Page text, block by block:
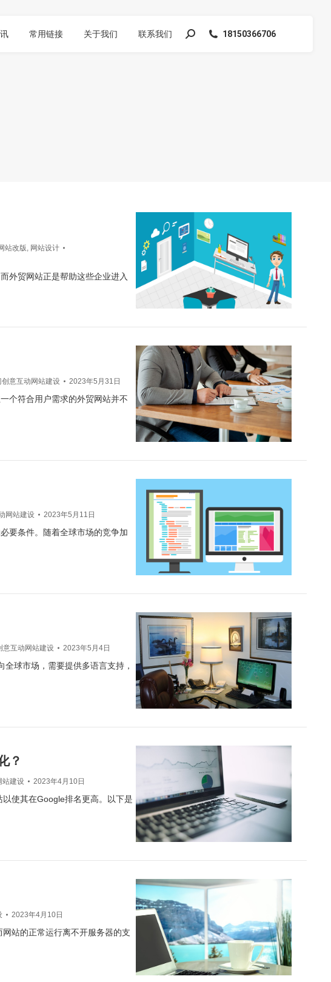
常用链接 关于我们 联系我们
搜
18150366706
站改版, 网站设计
外贸网站正是帮助这些企业进入
创意互动网站建设 2023年5月31日
个符合用户需求的外贸网站并不
网站建设 2023年5月11日
要条件。随着全球市场的竞争加
意互动网站建设 2023年5月4日
球市场，需要提供多语言支持，
？
站建设 2023年4月10日
使其在Google排名更高。以下是
2023年4月10日
站的正常运行离不开服务器的支